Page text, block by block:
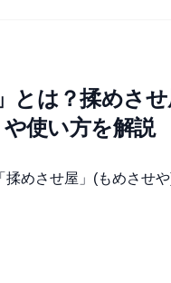
とは？揉めさ
や使い方を解説
揉めさせ屋」(もめさせ